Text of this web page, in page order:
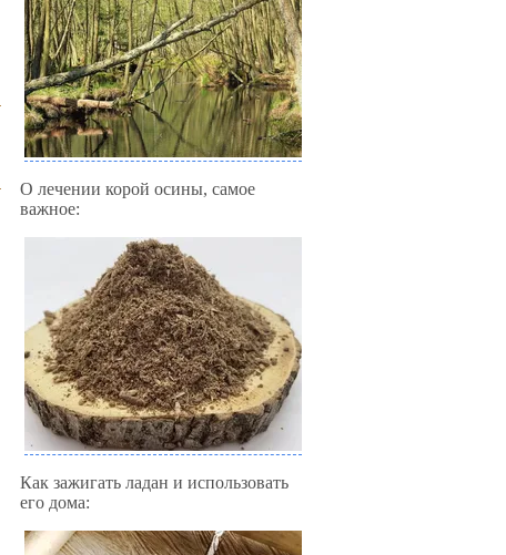
О лечении корой осины, самое
важное:
Как зажигать ладан и использовать
его дома: